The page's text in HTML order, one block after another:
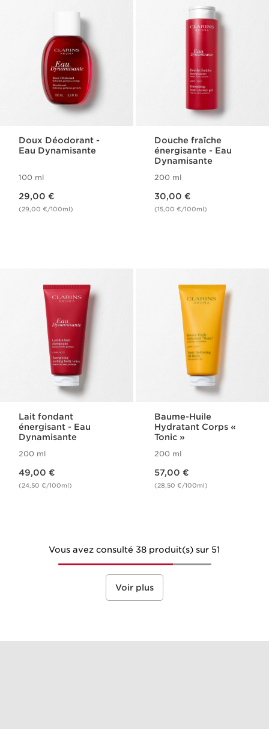
Doux Déodorant -
Eau Dynamisante
100 ml
29,00 €
(29,00 €/100ml)
Douche fraîche
énergisante - Eau
Dynamisante
200 ml
30,00 €
(15,00 €/100ml)
Lait fondant
énergisant - Eau
Dynamisante
200 ml
49,00 €
(24,50 €/100ml)
Baume-Huile
Hydratant Corps «
Tonic »
200 ml
57,00 €
(28,50 €/100ml)
Vous avez consulté 38 produit(s) sur 51
Voir plus